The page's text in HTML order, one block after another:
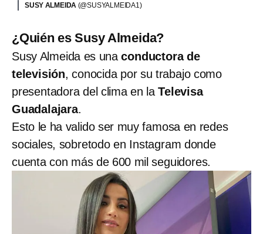
SUSY ALMEIDA (@SUSYALMEIDA1)
¿Quién es Susy Almeida?
Susy Almeida es unaconductora de
televisión, conocida por su trabajo como
presentadora del clima en laTelevisa
Guadalajara.
Esto le ha valido ser muy famosa en redes
sociales, sobretodo en Instagram donde
cuenta con más de 600 mil seguidores.